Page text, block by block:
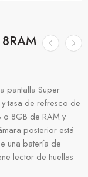
pantalla Super
tasa de refresco de
o 8GB de RAM y
posterior está
una batería de
lector de huellas